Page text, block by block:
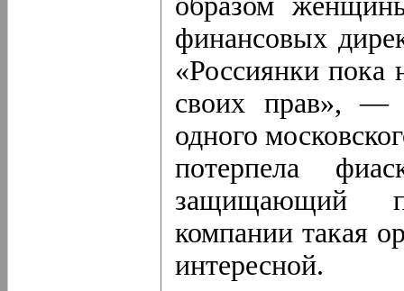
финансовых
«Россиянки пока
своих прав», —
одного
потерпела
защищающий
компании такая
интересной.